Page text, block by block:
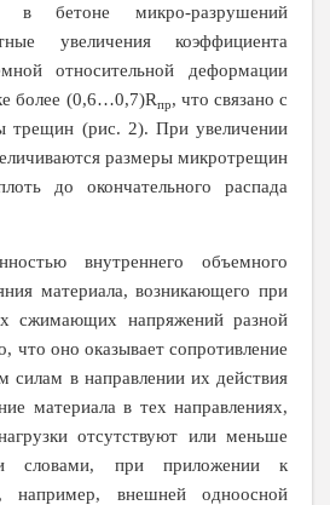
в бетоне микро-разрушений
увеличения коэффициента
относительной деформации
более (0,6…0,7)Rпр, что связано с
трещин (рис. 2). При увеличении
размеры микротрещин
до окончательного распада
внутреннего объемного
материала, возникающего при
сжимающих напряжений разной
что оно оказывает сопротивление
в направлении их действия
материала в тех направлениях,
отсутствуют или меньше
словами, при приложении к
например, внешней одноосной